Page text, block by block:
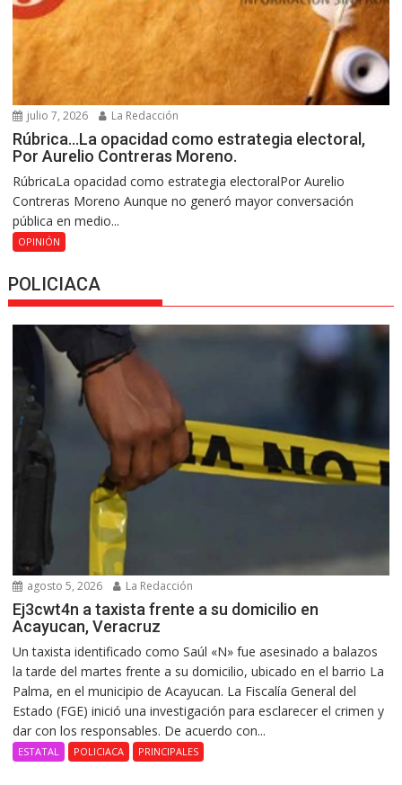
julio 7, 2026 La Redacción
Rúbrica…La opacidad como estrategia electoral,
Por Aurelio Contreras Moreno.
RúbricaLa opacidad como estrategia electoralPor Aurelio
Contreras Moreno Aunque no generó mayor conversación
pública en medio...
OPINIÓN
POLICIACA
agosto 5, 2026 La Redacción
Ej3cwt4n a taxista frente a su domicilio en
Acayucan, Veracruz
Un taxista identificado como Saúl «N» fue asesinado a balazos
la tarde del martes frente a su domicilio, ubicado en el barrio La
Palma, en el municipio de Acayucan. La Fiscalía General del
Estado (FGE) inició una investigación para esclarecer el crimen y
dar con los responsables. De acuerdo con...
ESTATAL POLICIACA PRINCIPALES